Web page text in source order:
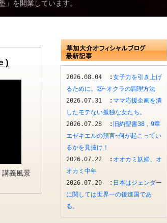
を開業しています。
)
講義風景
2026.08.04 : 女子力を引き上げ
るために。③~オクラの調理方法
2026.07.31
: ママ応援企画を潰
したモテない孤独な女たち。
2026.07.28 : 旧約聖書38，9章
エゼキエルの預言~何が起こってい
るかを見抜け！
2026.07.22
: オオカミ妖婦、オ
オカミ中年
2026.07.20 : 日本はジェンダー
に関しては世界一の後進国であ
る。